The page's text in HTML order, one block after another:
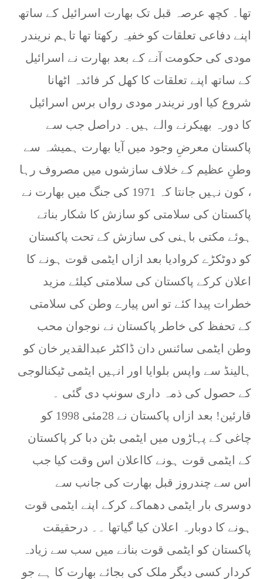
تھا۔ کچھ عرصہ قبل تک بھارت اسرائیل کے ساتھ
اپنے دفاعی تعلقات کو خفیہ رکھتا تھا تاہم نریندر
مودی کی حکومت آنے کے بعد بھارت نے اسرائیل
کے ساتھ اپنے تعلقات کا کھل کر فائدہ اٹھانا
شروع کیا اور نریندر مودی رواں برس اسرائیل
کا دورہ بھیکرنے والے ہیں۔ دراصل جب سے
پاکستان معرضِ وجود میں آیا بھارت ہمیشہ سے
وطنِ عظیم کے خلاف سازشوں میں مصروف رہا
، کون نہیں جانتا کہ 1971 کی جنگ میں بھارت نے
پاکستان کی سلامتی کو سازش کا شکار بناتے
ہوئے مکتی باہنی کی سازش کے تحت پاکستان
کو دوٹکڑے کروادیا بعد ازاں ایٹمی قوت ہونے کا
اعلان کرکے پاکستان کی سلامتی کیلئے مزید
خطرات پیدا کئے تو اس پیارے وطن کی سلامتی
کے تحفظ کی خاطر پاکستان نے نوجوان محب
وطن ایٹمی سائنس دان ڈاکٹر عبدالقدیر خان کو
ہالینڈ سے واپس بلوایا اور انہیں ایٹمی ٹیکنالوجی
کے حصول کی ذمہ داری سونپ دی گئی ۔
قارئین! بعد ازاں پاکستان نے 28مئی 1998 کو
چاغی کے پہاڑوں میں ایٹمی بٹن دبا کر پاکستان
کے ایٹمی قوت ہونے کااعلان اس وقت کیا جب
اس سے چندروز قبل بھارت کی جانب سے
دوسری بار ایٹمی دھماکے کرکے اپنے ایٹمی قوت
ہونے کا دوبارہ اعلان کیا گیاتھا ۔۔ درحقیقت
پاکستان کو ایٹمی قوت بنانے میں سب سے زیادہ
کردار کسی دیگر ملک کی بجائے بھارت کا ہے جو